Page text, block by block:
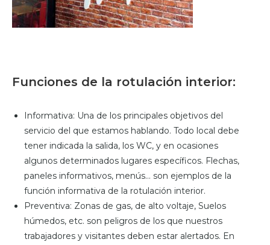
Funciones de la rotulación interior:
Informativa: Una de los principales objetivos del
servicio del que estamos hablando. Todo local debe
tener indicada la salida, los WC, y en ocasiones
algunos determinados lugares específicos. Flechas,
paneles informativos, menús… son ejemplos de la
función informativa de la rotulación interior.
Preventiva: Zonas de gas, de alto voltaje, Suelos
húmedos, etc. son peligros de los que nuestros
trabajadores y visitantes deben estar alertados. En